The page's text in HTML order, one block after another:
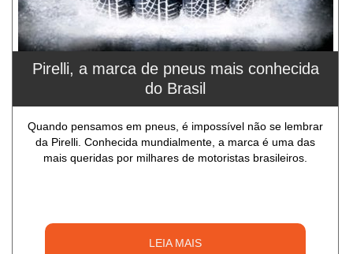
Pirelli, a marca de pneus mais conhecida
do Brasil
Quando pensamos em pneus, é impossível não se lembrar
da Pirelli. Conhecida mundialmente, a marca é uma das
mais queridas por milhares de motoristas brasileiros.
LEIA MAIS